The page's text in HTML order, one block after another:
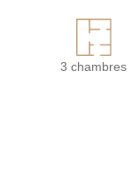
3 chambres